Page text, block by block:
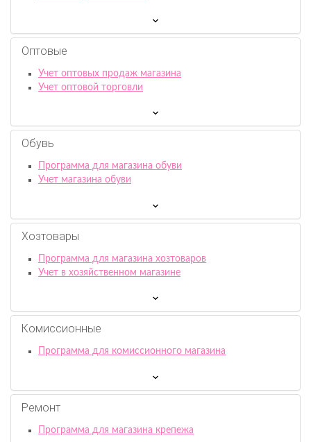
Оптовые
Учет оптовых продаж магазина
Учет оптовой торговли
Обувь
Программа для магазина обуви
Учет магазина обуви
Хозтовары
Программа для магазина хозтоваров
Учет в хозяйственном магазине
Комиссионныe
Программа для комиссионного магазина
Ремонт
Программа для магазина крепежа